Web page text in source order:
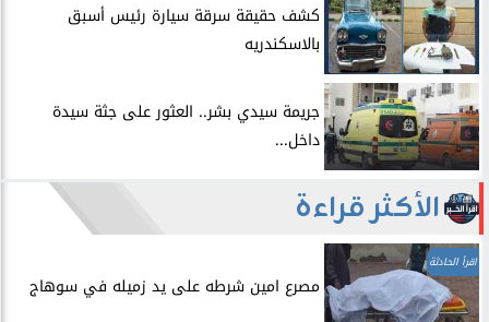
​كشف حقيقة سرقة سيارة رئيس أسبق
بالاسكندريه
​جريمة سيدي بشر.. العثور على جثة سيدة
داخل...
الأكثر قراءة
اقرأ الحادثة
مصرع امين شرطه على يد زميله في سوهاج